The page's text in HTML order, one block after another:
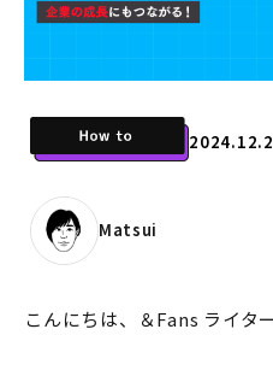
Matsui
こんにちは、＆Fans ライタ